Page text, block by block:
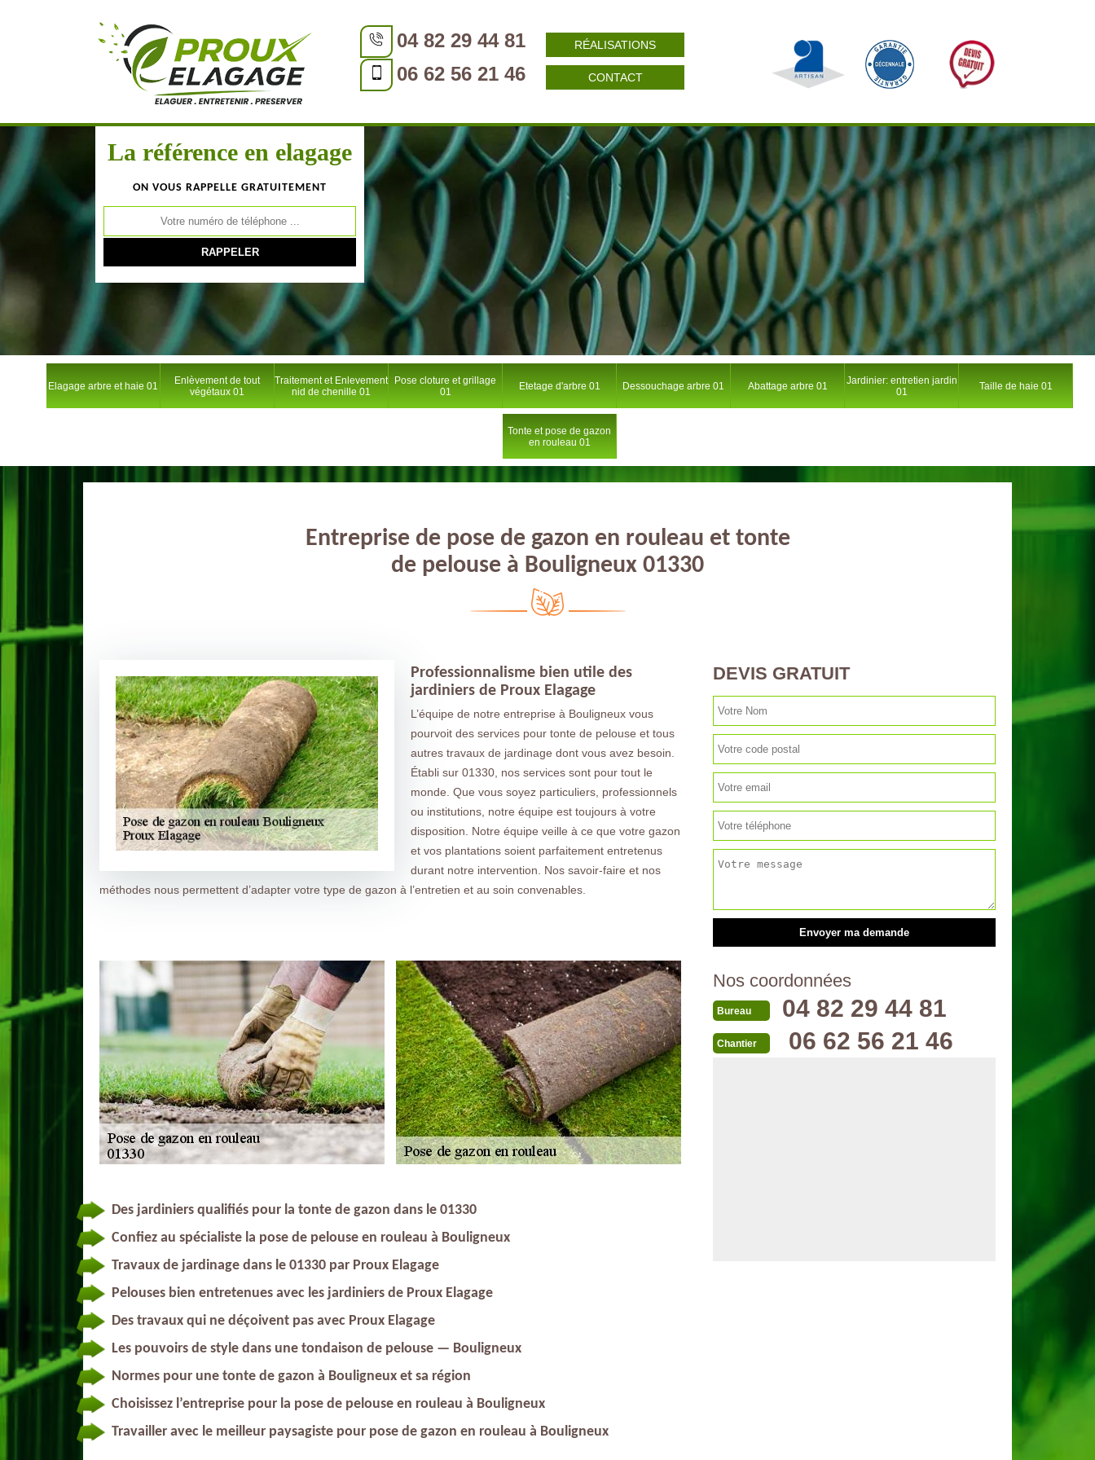
04 82 29 44 81
06 62 56 21 46
RÉALISATIONS
CONTACT
La référence en elagage
ON VOUS RAPPELLE GRATUITEMENT
Elagage arbre et haie 01
Enlèvement de tout
végétaux 01
Traitement et Enlevement
nid de chenille 01
Pose cloture et grillage
01
Etetage d'arbre 01 Dessouchage arbre 01 Abattage arbre 01
Jardinier: entretien jardin
01
Taille de haie 01
Tonte et pose de gazon
en rouleau 01
Entreprise de pose de gazon en rouleau et tonte
de pelouse à Bouligneux 01330
Professionnalisme bien utile des
jardiniers de Proux Elagage
L’équipe de notre entreprise à Bouligneux vous
pourvoit des services pour tonte de pelouse et tous
autres travaux de jardinage dont vous avez besoin.
Établi sur 01330, nos services sont pour tout le
monde. Que vous soyez particuliers, professionnels
ou institutions, notre équipe est toujours à votre
disposition. Notre équipe veille à ce que votre gazon
et vos plantations soient parfaitement entretenus
durant notre intervention. Nos savoir-faire et nos
méthodes nous permettent d’adapter votre type de gazon à l’entretien et au soin convenables.
Des jardiniers qualifiés pour la tonte de gazon dans le 01330
Confiez au spécialiste la pose de pelouse en rouleau à Bouligneux
Travaux de jardinage dans le 01330 par Proux Elagage
Pelouses bien entretenues avec les jardiniers de Proux Elagage
Des travaux qui ne déçoivent pas avec Proux Elagage
Les pouvoirs de style dans une tondaison de pelouse — Bouligneux
Normes pour une tonte de gazon à Bouligneux et sa région
Choisissez l’entreprise pour la pose de pelouse en rouleau à Bouligneux
Travailler avec le meilleur paysagiste pour pose de gazon en rouleau à Bouligneux
DEVIS GRATUIT
Nos coordonnées
Bureau 04 82 29 44 81
Chantier 06 62 56 21 46